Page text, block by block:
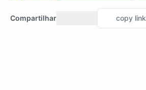
Compartilhar copy link